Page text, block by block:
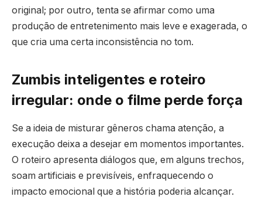
original; por outro, tenta se afirmar como uma
produção de entretenimento mais leve e exagerada, o
que cria uma certa inconsistência no tom.
Zumbis inteligentes e roteiro
irregular: onde o filme perde força
Se a ideia de misturar gêneros chama atenção, a
execução deixa a desejar em momentos importantes.
O roteiro apresenta diálogos que, em alguns trechos,
soam artificiais e previsíveis, enfraquecendo o
impacto emocional que a história poderia alcançar.